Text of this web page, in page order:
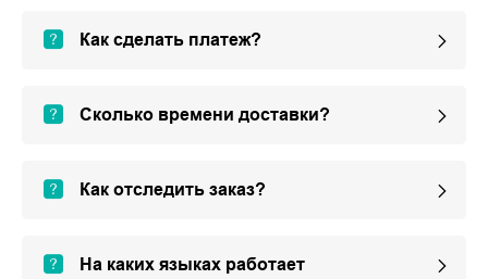
Как сделать платеж?
Сколько времени доставки?
Как отследить заказ?
На каких языках работает